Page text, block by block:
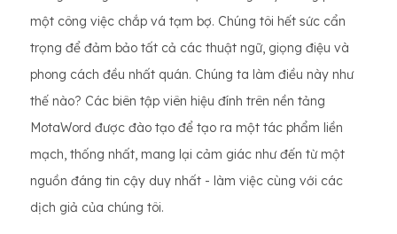
một công việc chắp vá tạm bợ. Chúng tôi hết sức cẩn
trọng để đảm bảo tất cả các thuật ngữ, giọng điệu và
phong cách đều nhất quán. Chúng ta làm điều này như
thế nào? Các biên tập viên hiệu đính trên nền tảng
MotaWord được đào tạo để tạo ra một tác phẩm liền
mạch, thống nhất, mang lại cảm giác như đến từ một
nguồn đáng tin cậy duy nhất - làm việc cùng với các
dịch giả của chúng tôi.